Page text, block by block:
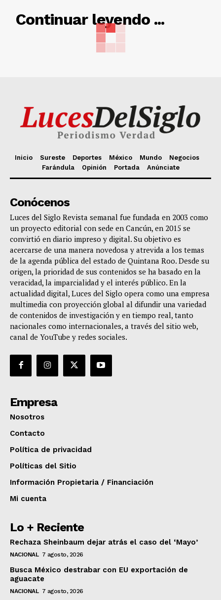
Continuar leyendo ...
RELACIONADO
Inicio Sureste Deportes México Mundo
Negocios
Farándula
Opinión Portada Anúnciate
Conócenos
Luces del Siglo Revista semanal fue fundada en 2003 como
un proyecto editorial con sede en Cancún, en 2015 se
convirtió en diario impreso y digital. Su objetivo es
acercarse de una manera novedosa y atrevida a los temas
de la agenda pública del estado de Quintana Roo. Desde su
origen, la prioridad de sus contenidos se ha basado en la
veracidad, la imparcialidad y el interés público. En la
actualidad digital, Luces del Siglo opera como una empresa
multimedia con proyección global al difundir una variedad
de contenidos de investigación y en tiempo real, tanto
nacionales como internacionales, a través del sitio web,
canal de YouTube y redes sociales.
Empresa
Nosotros
Contacto
Política de privacidad
Políticas del Sitio
Información Propietaria / Financiación
Mi cuenta
Lo + Reciente
Rechaza Sheinbaum dejar atrás el caso del ‘Mayo’
NACIONAL 7 agosto, 2026
Busca México destrabar con EU exportación de
aguacate
NACIONAL 7 agosto, 2026